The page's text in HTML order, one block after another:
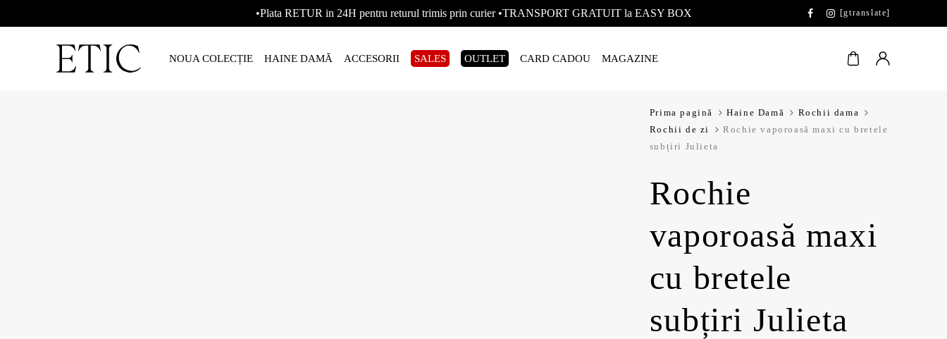
•Plata RETUR in 24H pentru returul trimis prin curier •TRANSPORT GRATUIT la EASY BOX [gtranslate]
NOUA COLECȚIE HAINE DAMĂ ACCESORII SALES OUTLET CARD CADOU MAGAZINE
Prima pagină Haine Damă
Rochii dama
Rochii de zi
Rochie vaporoasă maxi cu bretele
subțiri Julieta
Rochie
vaporoasă maxi
cu bretele
subțiri Julieta